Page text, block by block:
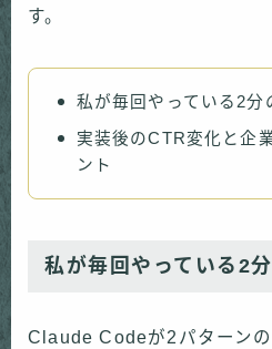
す。
私が毎回やっている2分
実装後のCTR変化と企
ント
私が毎回やっている2
Claude Codeが2パターン